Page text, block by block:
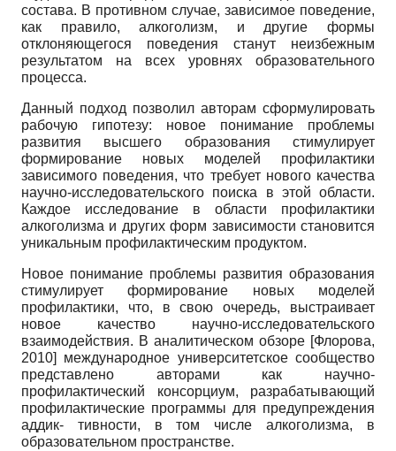
состава. В противном случае, зависимое поведение,
как правило, алкоголизм, и другие формы
отклоняющегося поведения станут неизбежным
результатом на всех уровнях образовательного
процесса.
Данный подход позволил авторам сформулировать
рабочую гипотезу: новое понимание проблемы
развития высшего образования стимулирует
формирование новых моделей профилактики
зависимого поведения, что требует нового качества
научно-исследовательского поиска в этой области.
Каждое исследование в области профилактики
алкоголизма и других форм зависимости становится
уникальным профилактическим продуктом.
Новое понимание проблемы развития образования
стимулирует формирование новых моделей
профилактики, что, в свою очередь, выстраивает
новое качество научно-исследовательского
взаимодействия. В аналитическом обзоре [Флорова,
2010]
международное университетское сообщество
представлено авторами как научно-
профилактический консорциум, разрабатывающий
профилактические программы для предупреждения
аддик- тивности, в том числе алкоголизма, в
образовательном пространстве.